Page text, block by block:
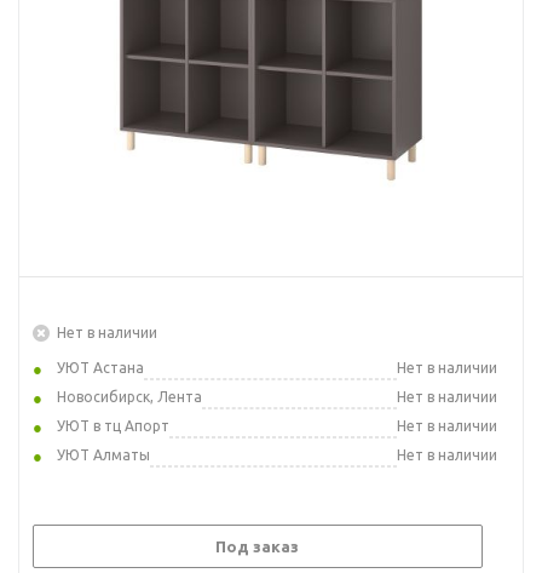
Нет в наличии
УЮТ Астана
Нет в наличии
Новосибирск, Лента
Нет в наличии
УЮТ в тц Апорт
Нет в наличии
УЮТ Алматы
Нет в наличии
Под заказ